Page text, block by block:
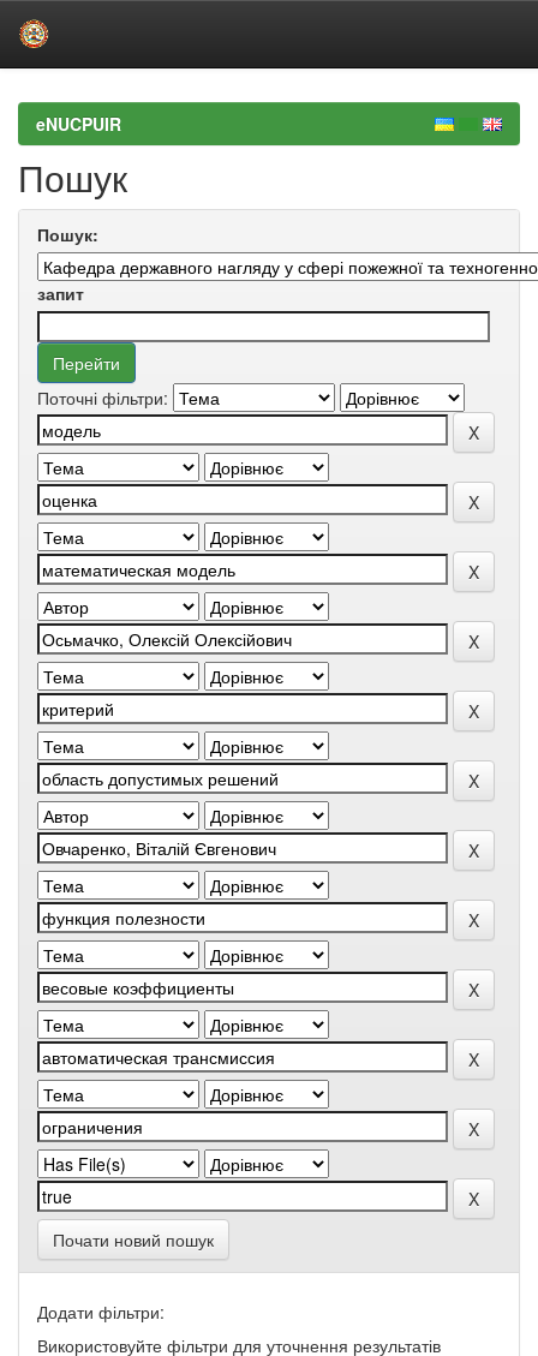
navigationeNUCPUIR
Пошук
Пошук:
запит
Поточні фільтри:
Почати новий пошук
Додати фільтри:
Використовуйте фільтри для уточнення результатів